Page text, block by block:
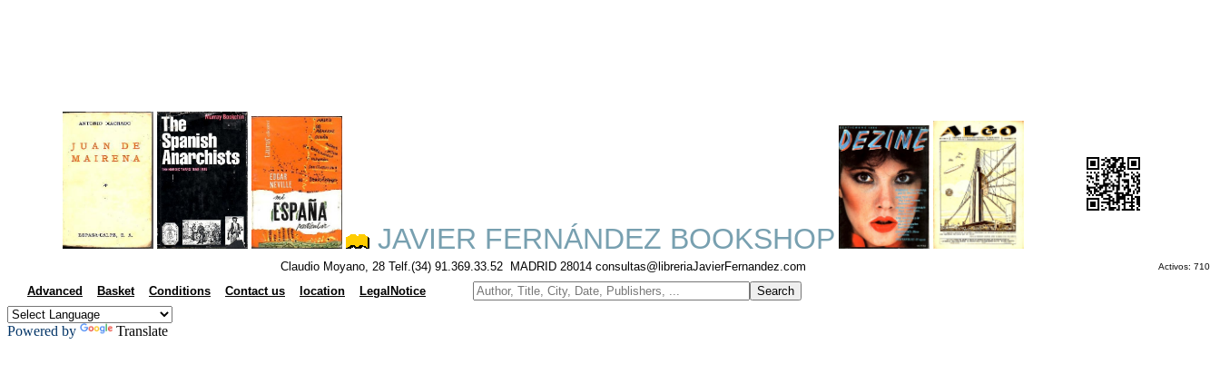
JAVIER FERNÁNDEZ BOOKSHOP
Claudio Moyano, 28 Telf.(34) 91.369.33.52 MADRID 28014 consultas@libreriaJavierFernandez.com Activos: 710
Advanced Basket Conditions Contact us location LegalNotice
Powered by Translate